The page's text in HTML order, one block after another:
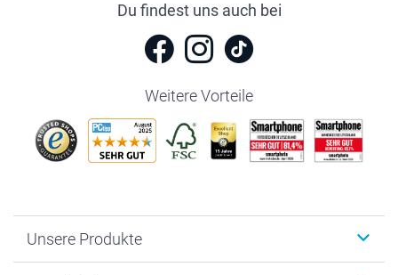
Du findest uns auch bei
Weitere Vorteile
Unsere Produkte